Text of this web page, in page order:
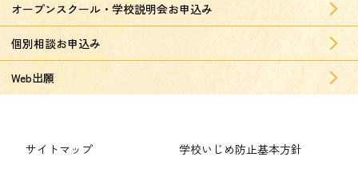
オープンスクール・学校説明会お申込み
個別相談お申込み
Web出願
サイトマップ 学校いじめ防止基本方針